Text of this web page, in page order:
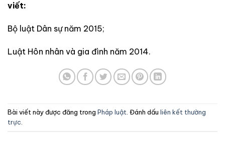
viết:
Bộ luật Dân sự năm 2015;
Luật Hôn nhân và gia đình năm 2014.
Bài viết này được đăng trong Pháp luật. Đánh dấu liên kết thường
trực.